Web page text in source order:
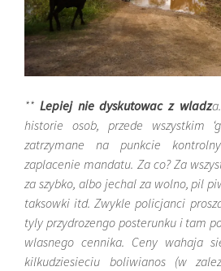
**Lepiej nie dyskutowac z wladz
historie osob, przede wszystkim
zatrzymane na punkcie
zaplacenie mandatu. Za co? Za
za szybko, albo jechal za wolno, pil
taksowki itd. Zwykle policjanci
tyly przydrozengo posterunku i tam
wlasnego cennika. Ceny wahaja
kilkudziesieciu boliwianos (w